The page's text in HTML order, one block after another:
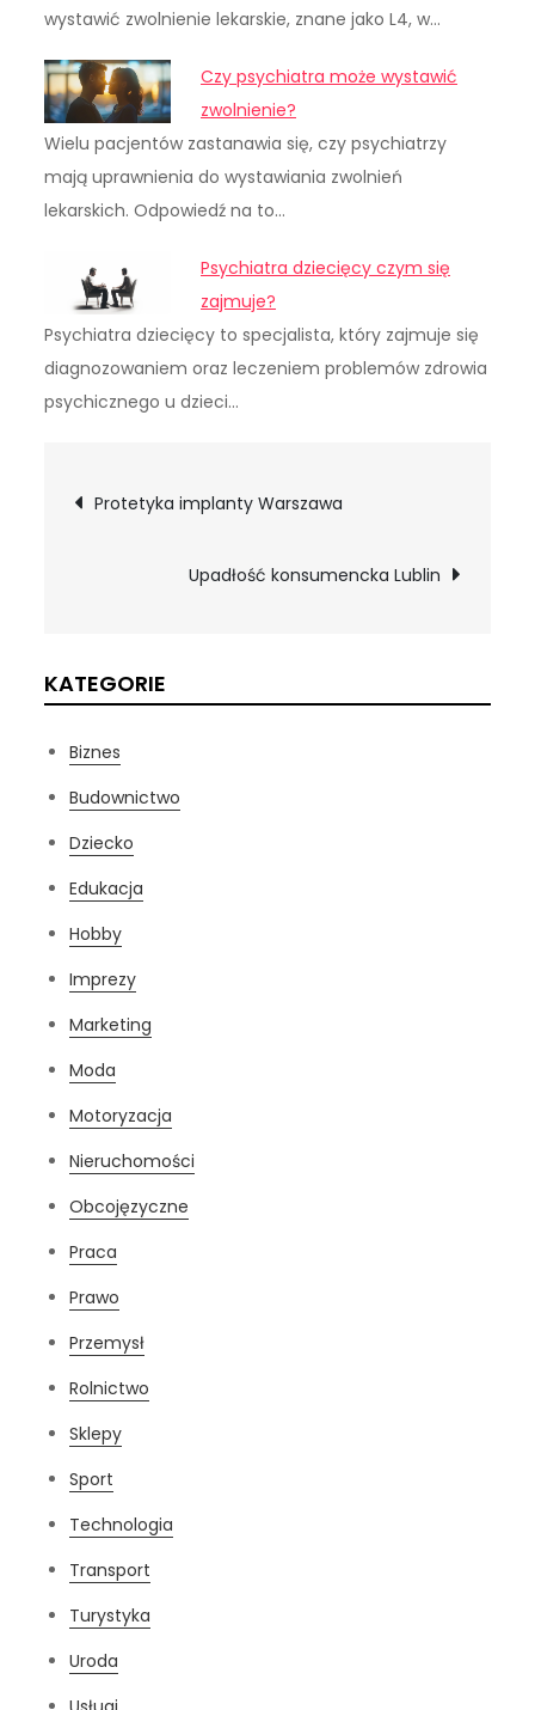
wystawić zwolnienie lekarskie, znane jako L4, w…
Czy psychiatra może wystawić
zwolnienie?
Wielu pacjentów zastanawia się, czy psychiatrzy
mają uprawnienia do wystawiania zwolnień
lekarskich. Odpowiedź na to…
Psychiatra dziecięcy czym się
zajmuje?
Psychiatra dziecięcy to specjalista, który zajmuje się
diagnozowaniem oraz leczeniem problemów zdrowia
psychicznego u dzieci…
Nawigacja
wpisu
Protetyka implanty Warszawa
Upadłość konsumencka Lublin
KATEGORIE
Biznes
Budownictwo
Dziecko
Edukacja
Hobby
Imprezy
Marketing
Moda
Motoryzacja
Nieruchomości
Obcojęzyczne
Praca
Prawo
Przemysł
Rolnictwo
Sklepy
Sport
Technologia
Transport
Turystyka
Uroda